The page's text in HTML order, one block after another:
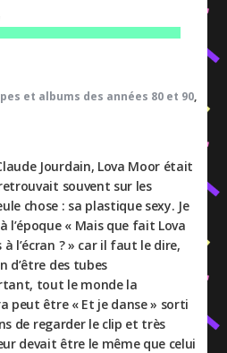
et albums des années 80 et 90,
Jourdain, Lova Moor était
souvent sur les
chose : sa plastique sexy. Je
l’époque « Mais que fait Lova
l’écran ? » car il faut le dire,
d’être des tubes
tout le monde la
peut être « Et je danse » sorti
de regarder le clip et très
devait être le même que celui